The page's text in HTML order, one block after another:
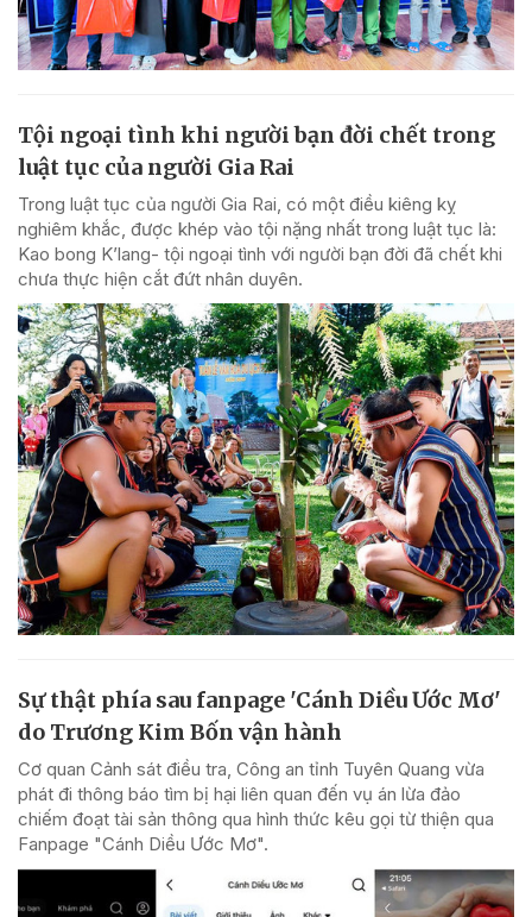
Tội ngoại tình khi người bạn đời chết trong
luật tục của người Gia Rai
Trong luật tục của người Gia Rai, có một điều kiêng kỵ
nghiêm khắc, được khép vào tội nặng nhất trong luật tục là:
Kao bong K’lang- tội ngoại tình với người bạn đời đã chết khi
chưa thực hiện cắt đứt nhân duyên.
Sự thật phía sau fanpage 'Cánh Diều Ước Mơ'
do Trương Kim Bốn vận hành
Cơ quan Cảnh sát điều tra, Công an tỉnh Tuyên Quang vừa
phát đi thông báo tìm bị hại liên quan đến vụ án lừa đảo
chiếm đoạt tài sản thông qua hình thức kêu gọi từ thiện qua
Fanpage "Cánh Diều Ước Mơ".